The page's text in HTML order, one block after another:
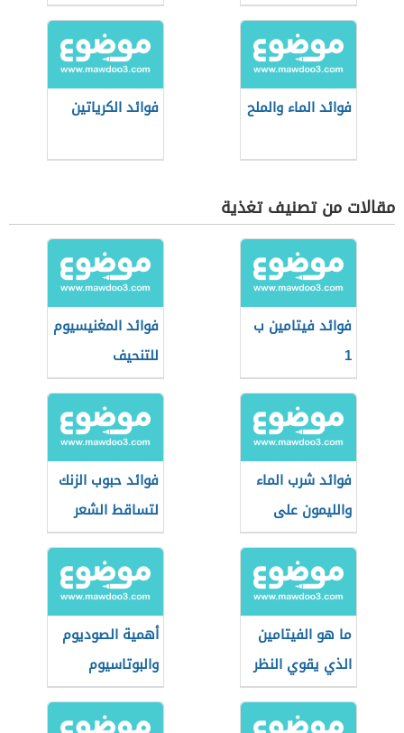
فوائد الماء والملح فوائد الكرياتين
مقالات من تصنيف تغذية
فوائد فيتامين ب
1
فوائد المغنيسيوم
للتنحيف
فوائد شرب الماء
والليمون على
الريق
فوائد حبوب الزنك
لتساقط الشعر
ما هو الفيتامين
الذي يقوي النظر
أهمية الصوديوم
والبوتاسيوم
لجسم الإنسان